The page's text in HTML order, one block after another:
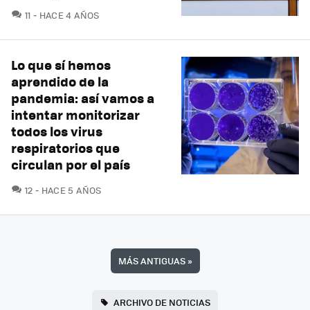
11 COMENTARIOS
HACE 4 AÑOS
Lo que sí hemos
aprendido de la
pandemia: así vamos a
intentar monitorizar
todos los virus
respiratorios que
circulan por el país
12 COMENTARIOS
HACE 5 AÑOS
MÁS ANTIGUAS»
ARCHIVO DE NOTICIAS